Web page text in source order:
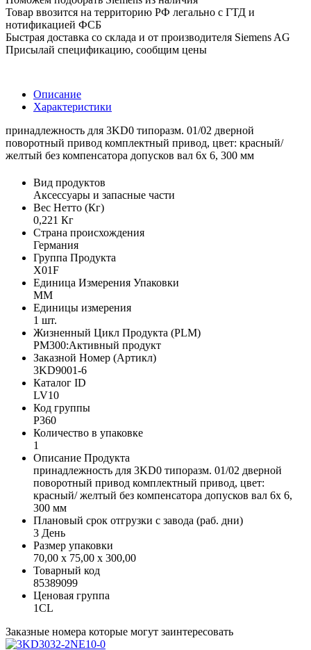
Товар ввозится на территорию РФ легально с ГТД и
нотификацией ФСБ
Быстрая доставка со склада и от производителя Siemens AG
Присылай спецификацию, сообщим цены
Описание
Характеристики
принадлежность для 3KD0 типоразм. 01/02 дверной
поворотный привод комплектный привод, цвет: красный/
желтый без компенсатора допусков вал 6x 6, 300 мм
Вид продуктов
Аксессуары и запасные части
Вес Нетто (Кг)
0,221 Кг
Страна происхождения
Германия
Группа Продукта
X01F
Единица Измерения Упаковки
MM
Единицы измерения
1 шт.
Жизненный Цикл Продукта (PLM)
PM300:Активный продукт
Заказной Номер (Артикл)
3KD9001-6
Каталог ID
LV10
Код группы
P360
Количество в упаковке
1
Описание Продукта
принадлежность для 3KD0 типоразм. 01/02 дверной
поворотный привод комплектный привод, цвет:
красный/ желтый без компенсатора допусков вал 6x 6,
300 мм
Плановый срок отгрузки с завода (раб. дни)
3 День
Размер упаковки
70,00 x 75,00 x 300,00
Товарный код
85389099
Ценовая группа
1CL
Заказные номера которые могут заинтересовать